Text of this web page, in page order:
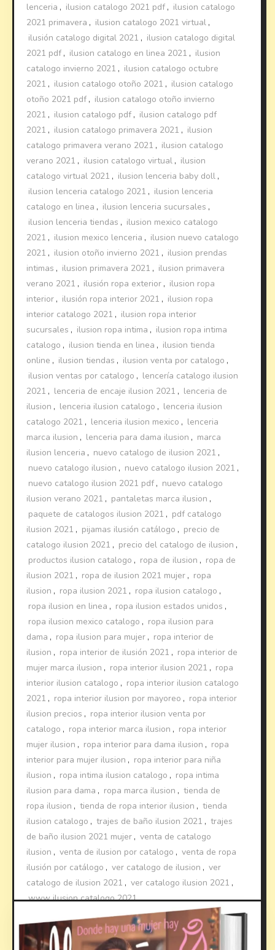
lenceria , ilusion catalogo 2021 pdf , ilusion catalogo
2021 primavera , ilusion catalogo 2021 virtual ,
ilusión catalogo digital 2021 , ilusion catalogo digital
2021 pdf , ilusion catalogo en linea 2021 , ilusion
catalogo invierno 2021 , ilusion catalogo octubre
2021 , ilusion catalogo otoño 2021 , ilusion catalogo
otoño 2021 pdf , ilusion catalogo otoño invierno
2021 , ilusion catalogo pdf , ilusion catalogo pdf
2021 , ilusion catalogo primavera 2021 , ilusion
catalogo primavera verano 2021 , ilusion catalogo
verano 2021 , ilusion catalogo virtual , ilusion
catalogo virtual 2021 , ilusion lenceria baby doll ,
ilusion lenceria catalogo 2021 , ilusion lenceria
catalogo en linea , ilusion lenceria sucursales ,
ilusion lenceria tiendas , ilusion mexico catalogo
2021 , ilusion mexico lenceria , ilusion nuevo catalogo
2021 , ilusion otoño invierno 2021 , ilusion prendas
intimas , ilusion primavera 2021 , ilusion primavera
verano 2021 , ilusión ropa exterior , ilusion ropa
interior , ilusión ropa interior 2021 , ilusion ropa
interior catalogo 2021 , ilusion ropa interior
sucursales , ilusion ropa intima , ilusion ropa intima
catalogo , ilusion tienda en linea , ilusion tienda
online , ilusion tiendas , ilusion venta por catalogo ,
ilusion ventas por catalogo , lencería catalogo ilusion
2021 , lenceria de encaje ilusion 2021 , lenceria de
ilusion , lenceria ilusion catalogo , lenceria ilusion
catalogo 2021 , lenceria ilusion mexico , lenceria
marca ilusion , lenceria para dama ilusion , marca
ilusion lenceria , nuevo catalogo de ilusion 2021 ,
nuevo catalogo ilusion , nuevo catalogo ilusion 2021 ,
nuevo catalogo ilusion 2021 pdf , nuevo catalogo
ilusion verano 2021 , pantaletas marca ilusion ,
paquete de catalogos ilusion 2021 , pdf catalogo
ilusion 2021 , pijamas ilusión catálogo , precio de
catalogo ilusion 2021 , precio del catalogo de ilusion ,
productos ilusion catalogo , ropa de ilusion , ropa de
ilusion 2021 , ropa de ilusion 2021 mujer , ropa
ilusion , ropa ilusion 2021 , ropa ilusion catalogo ,
ropa ilusion en linea , ropa ilusion estados unidos ,
ropa ilusion mexico catalogo , ropa ilusion para
dama , ropa ilusion para mujer , ropa interior de
ilusion , ropa interior de ilusión 2021 , ropa interior de
mujer marca ilusion , ropa interior ilusion 2021 , ropa
interior ilusion catalogo , ropa interior ilusion catalogo
2021 , ropa interior ilusion por mayoreo , ropa interior
ilusion precios , ropa interior ilusion venta por
catalogo , ropa interior marca ilusion , ropa interior
mujer ilusion , ropa interior para dama ilusion , ropa
interior para mujer ilusion , ropa interior para niña
ilusion , ropa intima ilusion catalogo , ropa intima
ilusion para dama , ropa marca ilusion , tienda de
ropa ilusion , tienda de ropa interior ilusion , tienda
ilusion catalogo , trajes de baño ilusion 2021 , trajes
de baño ilusion 2021 mujer , venta de catalogo
ilusion , venta de ilusion por catalogo , venta de ropa
ilusión por catálogo , ver catalogo de ilusion , ver
catalogo de ilusion 2021 , ver catalogo ilusion 2021 ,
www ilusion catalogo 2021
Discover